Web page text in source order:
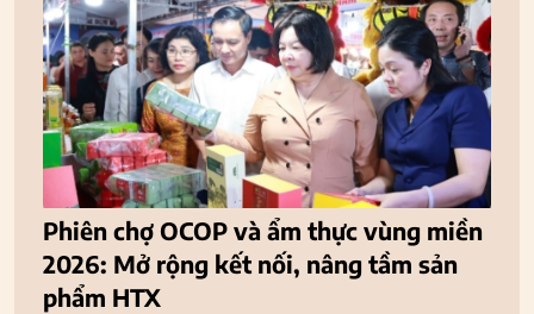
Phiên chợ OCOP và ẩm thực vùng miền
2026: Mở rộng kết nối, nâng tầm sản
phẩm HTX